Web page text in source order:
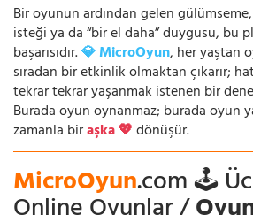
Bir oyunun ardından gelen
isteği ya da “bir el daha” duygusu, bu
başarısıdır.💎 MicroOyun, her yaştan
sıradan bir etkinlik olmaktan çıkarır;
tekrar tekrar yaşanmak istenen bir
Burada oyun oynanmaz; burada oyun
zamanla biraşka 💖dönüşür.
MicroOyun.com 🕹️